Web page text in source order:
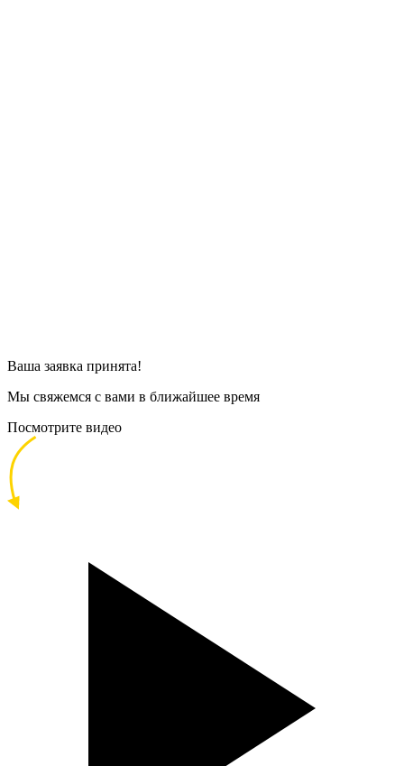
Ваша заявка принята!
Мы свяжемся с вами в ближайшее время
Посмотрите видео